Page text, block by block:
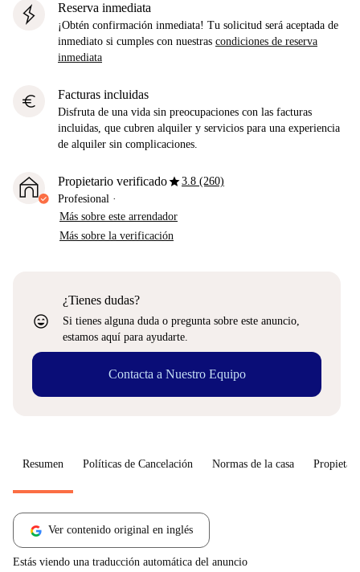
Reserva inmediata
¡Obtén confirmación inmediata! Tu solicitud será aceptada de
inmediato si cumples con nuestras condiciones de reserva
inmediata
euro Facturas incluidas
Disfruta de una vida sin preocupaciones con las facturas
incluidas, que cubren alquiler y servicios para una experiencia
de alquiler sin complicaciones.
Propietario verificadostar3.8 (260)
Profesional ·
Más sobre este arrendador
Más sobre la verificación
sentiment_very_satisfied
¿Tienes dudas?
Si tienes alguna duda o pregunta sobre este anuncio,
estamos aquí para ayudarte.
Contacta a Nuestro Equipo
Resumen Políticas de Cancelación Normas de la casa
Ver contenido original en inglés
Estás viendo una traducción automática del anuncio